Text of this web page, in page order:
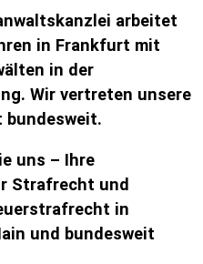
arbeitet
in Frankfurt mit
in der
Wir vertreten unsere
uns – Ihre
Strafrecht und
in
und bundesweit